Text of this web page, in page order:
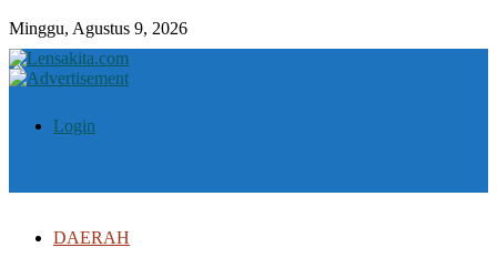
Minggu, Agustus 9, 2026
Login
DAERAH